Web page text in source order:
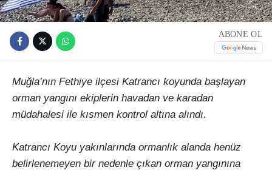
ABONE OL
Muğla’nın Fethiye ilçesi Katrancı koyunda başlayan
orman yangını ekiplerin havadan ve karadan
müdahalesi ile kısmen kontrol altına alındı.
Katrancı Koyu yakınlarında ormanlık alanda henüz
belirlenemeyen bir nedenle çıkan orman yangınına